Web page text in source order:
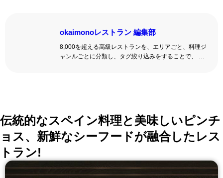
okaimonoレストラン 編集部
8,000を超える高級レストランを、エリアごと、料理ジ
ャンルごとに分類し、タグ絞り込みをすることで、 い
伝統的なスペイン料理と美味しいピンチ
ョス、新鮮なシーフードが融合したレス
トラン!